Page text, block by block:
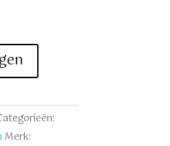
Merk: